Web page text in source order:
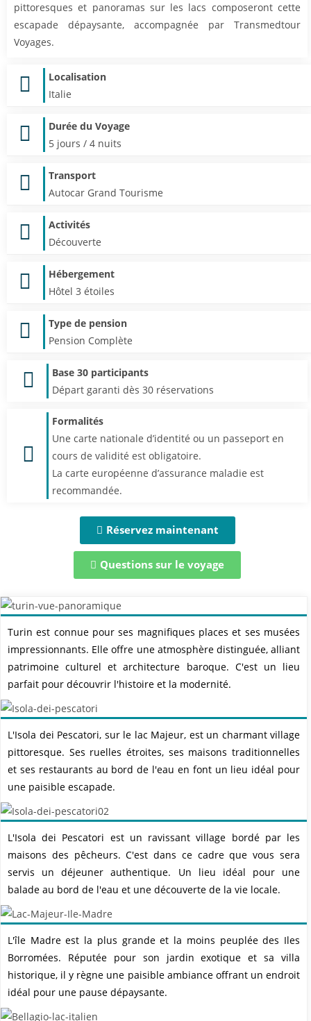
pittoresques et panoramas sur les lacs composeront cette
escapade dépaysante, accompagnée par Transmedtour
Voyages.
Localisation
Italie
Durée du Voyage
5 jours / 4 nuits
Transport
Autocar Grand Tourisme
Activités
Découverte
Hébergement
Hôtel 3 étoiles
Type de pension
Pension Complète
Base 30 participants
Départ garanti dès 30 réservations
Formalités
Une carte nationale d’identité ou un passeport en
cours de validité est obligatoire.
La carte européenne d’assurance maladie est
recommandée.
Réservez maintenant
Questions sur le voyage
Turin est connue pour ses magnifiques places et ses musées
impressionnants. Elle offre une atmosphère distinguée, alliant
patrimoine culturel et architecture baroque. C'est un lieu
parfait pour découvrir l'histoire et la modernité.
L'Isola dei Pescatori, sur le lac Majeur, est un charmant village
pittoresque. Ses ruelles étroites, ses maisons traditionnelles
et ses restaurants au bord de l'eau en font un lieu idéal pour
une paisible escapade.
L'Isola dei Pescatori est un ravissant village bordé par les
maisons des pêcheurs. C'est dans ce cadre que vous sera
servis un déjeuner authentique. Un lieu idéal pour une
balade au bord de l'eau et une découverte de la vie locale.
L'île Madre est la plus grande et la moins peuplée des Iles
Borromées. Réputée pour son jardin exotique et sa villa
historique, il y règne une paisible ambiance offrant un endroit
idéal pour une pause dépaysante.